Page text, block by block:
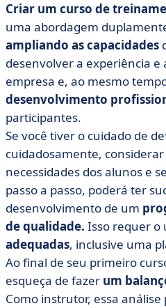
Criar um curso de
uma abordagem
ampliando as capacidades
desenvolver a experiência e
empresa e, ao mesmo
desenvolvimento
participantes.
Se você tiver o cuidado de
cuidadosamente,
necessidades dos alunos e
passo a passo, poderá ter
desenvolvimento de um
de qualidade. Isso requer o
adequadas, inclusive uma
Ao final de seu primeiro
esqueça de fazer um
Como instrutor, essa